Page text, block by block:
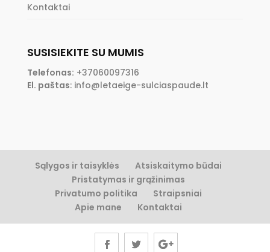
Kontaktai
SUSISIEKITE SU MUMIS
Telefonas: +37060097316
El. paštas: info@letaeige-sulciaspaude.lt
Sąlygos ir taisyklės
Atsiskaitymo būdai
Pristatymas ir grąžinimas
Privatumo politika
Straipsniai
Apie mane
Kontaktai